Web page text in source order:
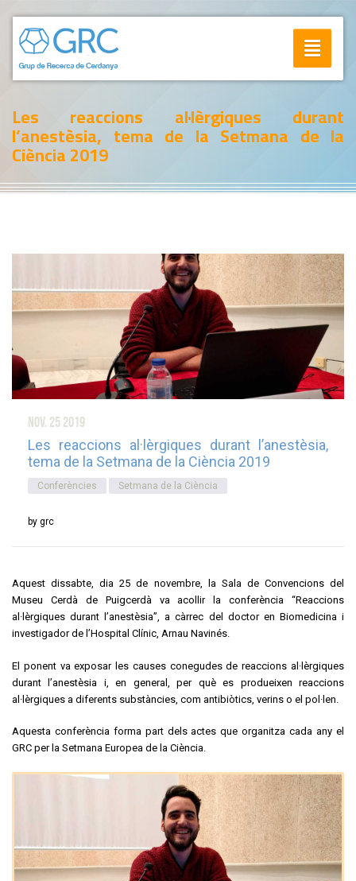
Toggle
Les reaccions al·lèrgiques durant
l’anestèsia, tema de la Setmana de la
Ciència 2019
nov. 25 2019
Les reaccions al·lèrgiques durant l’anestèsia,
tema de la Setmana de la Ciència 2019
Conferències Setmana de la Ciència
by grc
Aquest dissabte, dia 25 de novembre, la Sala de Convencions del
Museu Cerdà de Puigcerdà va acollir la conferència “Reaccions
al·lèrgiques durant l’anestèsia”, a càrrec del doctor en Biomedicina i
investigador de l’Hospital Clínic, Arnau Navinés.
El ponent va exposar les causes conegudes de reaccions al·lèrgiques
durant l’anestèsia i, en general, per què es produeixen reaccions
al·lèrgiques a diferents substàncies, com antibiòtics, verins o el pol·len.
Aquesta conferència forma part dels actes que organitza cada any el
GRC per la Setmana Europea de la Ciència.